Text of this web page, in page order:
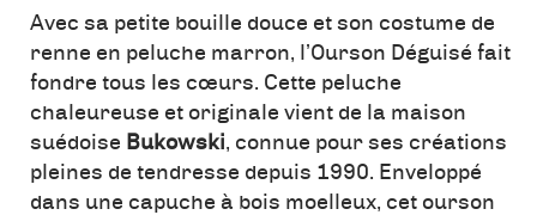
Avec sa petite bouille douce et son costume de
renne en peluche marron, l’Ourson Déguisé fait
fondre tous les cœurs. Cette peluche
chaleureuse et originale vient de la maison
suédoise Bukowski, connue pour ses créations
pleines de tendresse depuis 1990. Enveloppé
dans une capuche à bois moelleux, cet ourson